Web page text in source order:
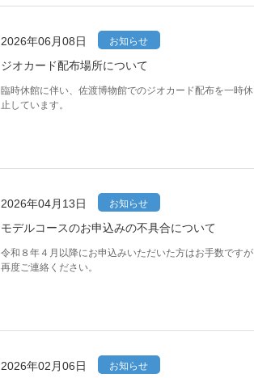
2026年06月08日 お知らせ
ジオカード配布場所について
臨時休館に伴い、佐渡博物館でのジオカード配布を一時休
止しています。
2026年04月13日 お知らせ
モデルコースのお申込みの不具合について
令和８年４月以降にお申込みいただいた方はお手数ですが
再度ご連絡ください。
2026年02月06日 お知らせ